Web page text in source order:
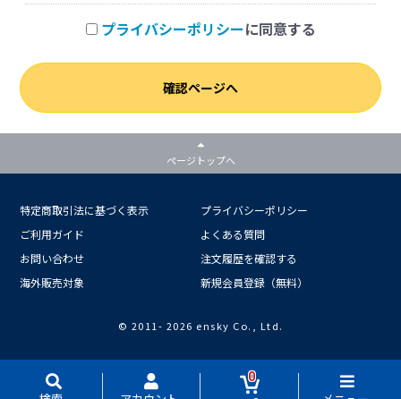
プライバシーポリシーに同意する
確認ページへ
0
ページトップへ
特定商取引法に基づく表示
プライバシーポリシー
ご利用ガイド
よくある質問
お問い合わせ
注文履歴を確認する
海外販売対象
新規会員登録（無料）
© 2011- 2026 ensky Co., Ltd.